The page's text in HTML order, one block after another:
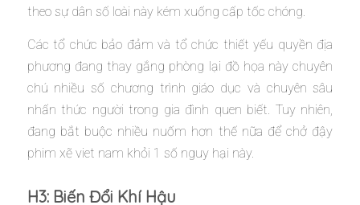
theo sự dân số loài này kém xuống cấp tốc chóng.
Các tổ chức bảo đảm và tổ chức thiết yếu quyền địa
phương đang thay gắng phòng lại đồ họa này chuyên
chú nhiều số chương trình giáo dục và chuyên sâu
nhấn thức người trong gia đình quen biết. Tuy nhiên,
đang bắt buộc nhiều nuốm hơn thế nữa để chở đậy
phim xẽ viet nam khỏi 1 số nguy hại này.
H3: Biến Đổi Khí Hậu